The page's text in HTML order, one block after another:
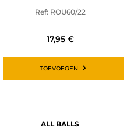
Ref: ROU60/22
17,95 €
TOEVOEGEN
ALL BALLS